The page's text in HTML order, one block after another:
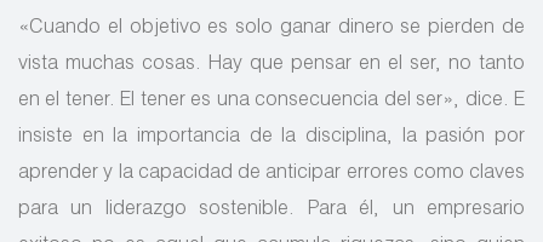
«Cuando el objetivo es solo ganar dinero se pierden de
vista muchas cosas. Hay que pensar en el ser, no tanto
en el tener. El tener es una consecuencia del ser», dice. E
insiste en la importancia de la disciplina, la pasión por
aprender y la capacidad de anticipar errores como claves
para un liderazgo sostenible. Para él, un empresario